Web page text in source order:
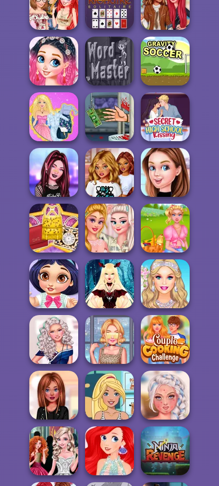
Design My
Knitted
Waistcoat
Princesas
Encantadas
Parisian Girl Back
To School
Princesses
Summer Touch
Klondike
Solitaire Classic
Princesses
School Time
Fashion...
Braid Styles We
Love
Word Master Gravity Soccer
Barbie's Denim
Addiction
Handless
Millionaire
Secret High
School Kissing
TikTok Fashion
Slot Machine
BFFs Guide To
Breakup
Barbie Becomes
An Actress
Barbie What's
Your Purse-
onali...
Happy Vibes Soft
Girls
Summer Picnic
Date
Princess Caring
For Baby Princ...
Vampire Doll
Avatar Creator
Barbie's Tropical
Wedding
Design My Velvet
Dress
TikTok
Princesses
#croptop
Couple Cooking
Challenge
Crazy Hair School
Salon
Barbie Is Having
A Baby
Perfect Summer
Makeup TikTok
T...